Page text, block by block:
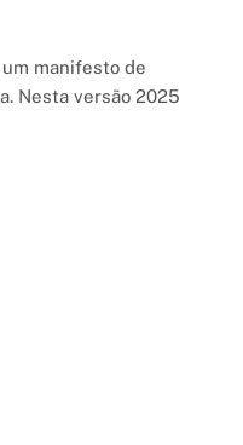
um manifesto de
Nesta versão 2025